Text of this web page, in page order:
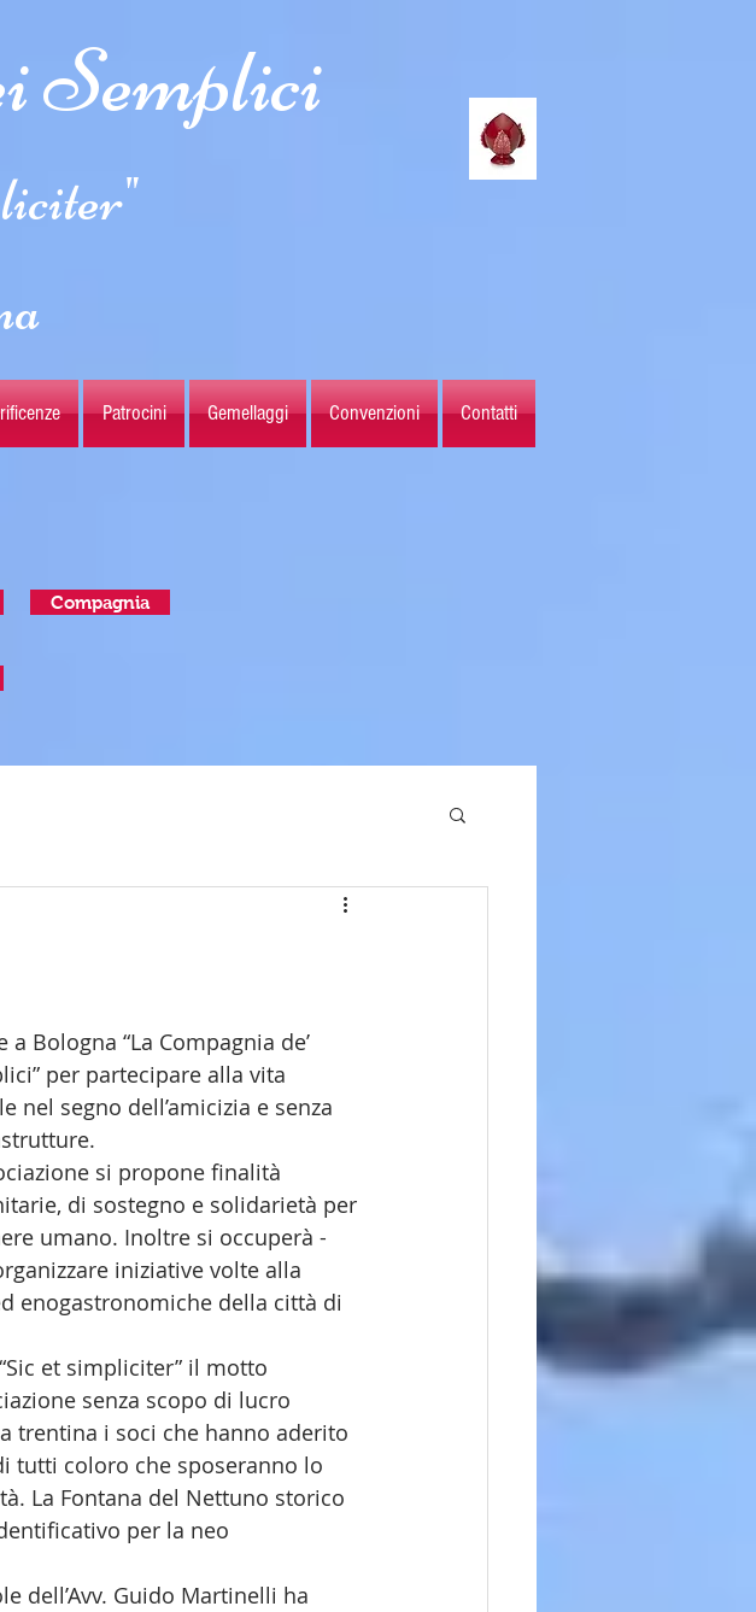
Semplici
Patrocini Gemellaggi Convenzioni Contatti
Compagnia
a Bologna “La Compagnia de’
per partecipare alla vita
nel segno dell’amicizia e senza
si propone finalità
di sostegno e solidarietà per
umano. Inoltre si occuperà -
iniziative volte alla
enogastronomiche della città di
et simpliciter” il motto
senza scopo di lucro
trentina i soci che hanno aderito
tutti coloro che sposeranno lo
La Fontana del Nettuno storico
per la neo
dell’Avv. Guido Martinelli ha